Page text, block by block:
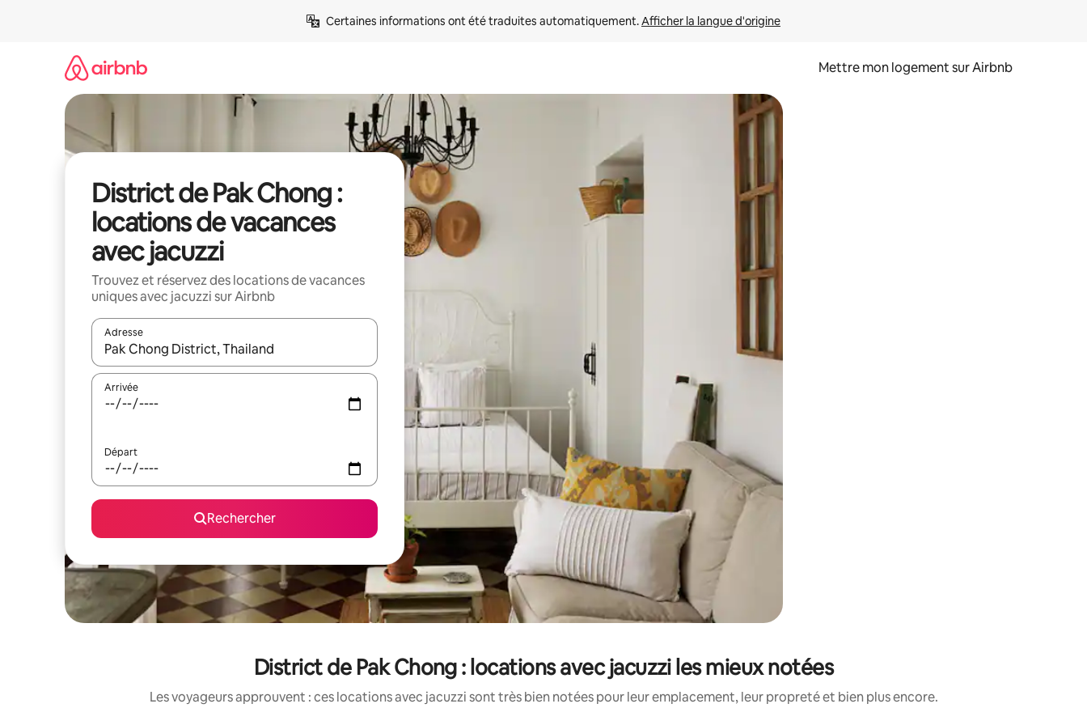
Certaines informations ont été traduites automatiquement. Afficher la langue d'origine
Mettre mon logement sur Airbnb
District de Pak Chong :
locations de vacances
avec jacuzzi
Trouvez et réservez des locations de vacances
uniques avec jacuzzi sur Airbnb
Adresse
Lorsque les résultats s'affichent, utilisez les flèches vers le haut et vers le bas pour les parcourir ou en appuyant et en faisant glisser.
Arrivée
Départ
Rechercher
District de Pak Chong : locations avec jacuzzi les mieux notées
Les voyageurs approuvent : ces locations avec jacuzzi sont très bien notées pour leur emplacement, leur propreté et bien plus encore.